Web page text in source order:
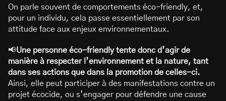
On parle souvent de comportements éco-friendly, et,
pour un individu, cela passe essentiellement par son
attitude face aux enjeux environnementaux.
📢Une personne éco-friendly tente donc d’agir de
manière à respecter l’environnement et la nature, tant
dans ses actions que dans la promotion de celles-ci.
Ainsi, elle peut participer à des manifestations contre un
projet écocide, ou s’engager pour défendre une cause